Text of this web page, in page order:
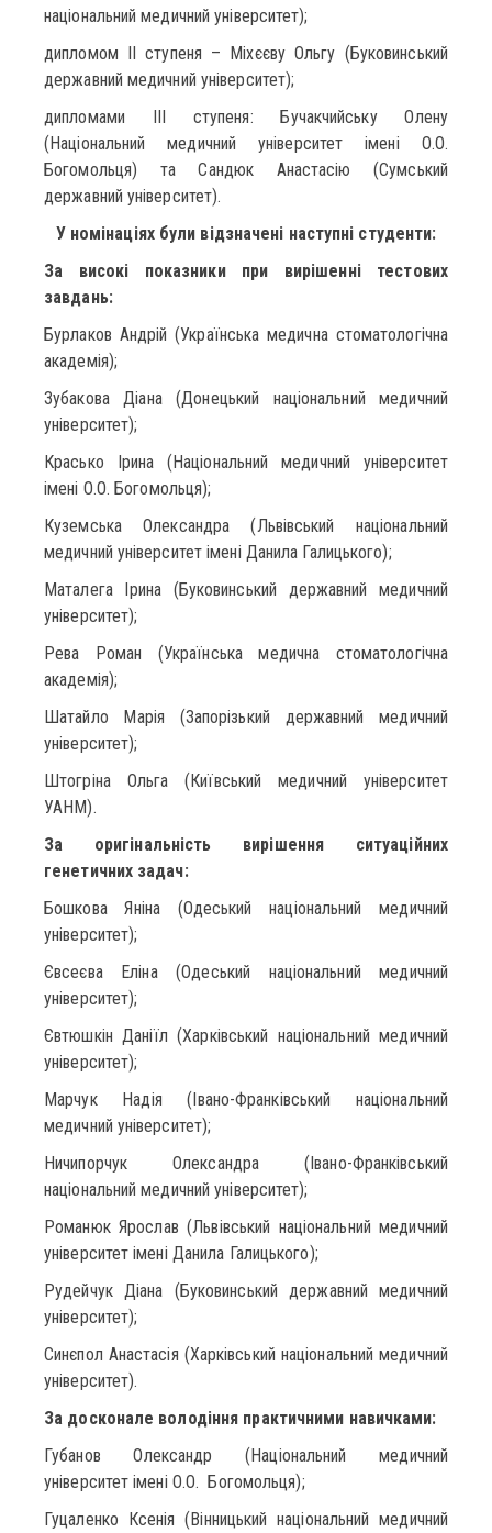
національний медичний університет);
дипломом ІІ ступеня – Міхєєву Ольгу (Буковинський
державний медичний університет);
дипломами ІІІ ступеня: Бучакчийську Олену
(Національний медичний університет імені О.О.
Богомольця) та Сандюк Анастасію (Сумський
державний університет).
У номінаціях були відзначені наступні студенти:
За високі показники при вирішенні тестових
завдань:
Бурлаков Андрій (Українська медична стоматологічна
академія);
Зубакова Діана (Донецький національний медичний
університет);
Красько Ірина (Національний медичний університет
імені О.О. Богомольця);
Куземська Олександра (Львівський національний
медичний університет імені Данила Галицького);
Маталега Ірина (Буковинський державний медичний
університет);
Рева Роман (Українська медична стоматологічна
академія);
Шатайло Марія (Запорізький державний медичний
університет);
Штогріна Ольга (Київський медичний університет
УАНМ).
За оригінальність вирішення ситуаційних
генетичних задач:
Бошкова Яніна (Одеський національний медичний
університет);
Євсеєва Еліна (Одеський національний медичний
університет);
Євтюшкін Даніїл (Харківський національний медичний
університет);
Марчук Надія (Івано-Франківський національний
медичний університет);
Ничипорчук Олександра (Івано-Франківський
національний медичний університет);
Романюк Ярослав (Львівський національний медичний
університет імені Данила Галицького);
Рудейчук Діана (Буковинський державний медичний
університет);
Синєпол Анастасія (Харківський національний медичний
університет).
За досконале володіння практичними навичками:
Губанов Олександр (Національний медичний
університет імені О.О. Богомольця);
Гуцаленко Ксенія (Вінницький національний медичний